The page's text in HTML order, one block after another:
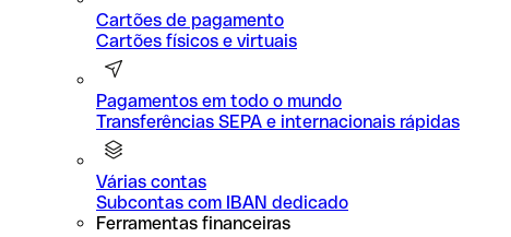
Cartões de pagamento
Cartões físicos e virtuais
Pagamentos em todo o mundo
Transferências SEPA e internacionais rápidas
Várias contas
Subcontas com IBAN dedicado
Ferramentas financeiras